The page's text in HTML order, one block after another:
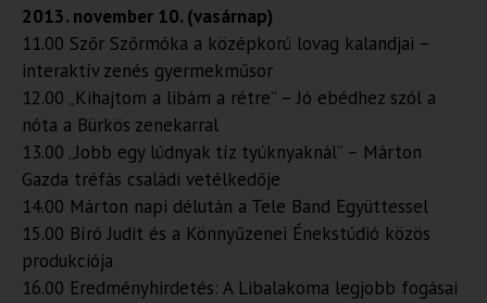
2013. november 10. (vasárnap)
11.00 Szőr Szőrmóka a középkorú lovag kalandjai –
interaktív zenés gyermekműsor
12.00 „Kihajtom a libám a rétre” – Jó ebédhez szól a
nóta a Bürkös zenekarral
13.00 „Jobb egy lúdnyak tíz tyúknyaknál” – Márton
Gazda tréfás családi vetélkedője
14.00 Márton napi délután a Tele Band Együttessel
15.00 Bíró Judit és a Könnyűzenei Énekstúdió közös
produkciója
16.00 Eredményhirdetés: A Libalakoma legjobb fogásai